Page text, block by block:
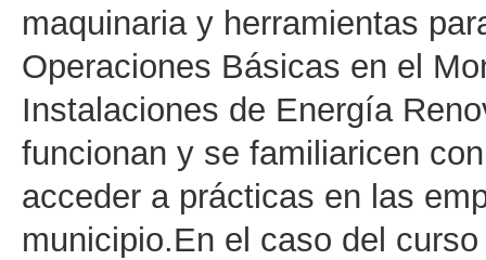
maquinaria y herramientas
Operaciones Básicas en el
Instalaciones de Energía
funcionan y se familiaricen
acceder a prácticas en las
municipio.En el caso del